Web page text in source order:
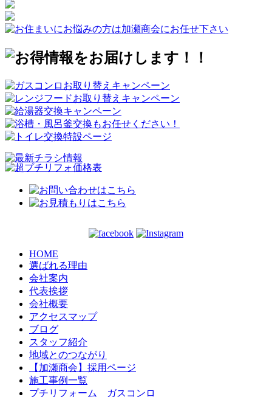
HOME
選ばれる理由
会社案内
代表挨拶
会社概要
アクセスマップ
ブログ
スタッフ紹介
地域とのつながり
【加瀬商会】採用ページ
施工事例一覧
プチリフォーム ガスコンロ